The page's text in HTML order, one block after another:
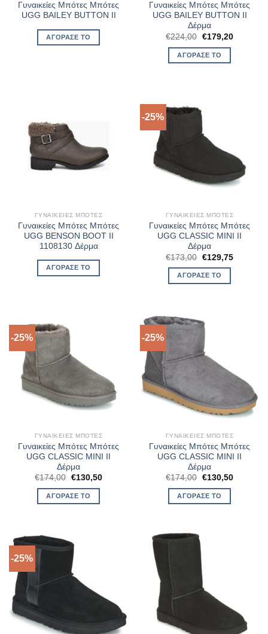
Γυναικείες Μπότες Μπότες
UGG BAILEY BUTTON II
ΑΓΌΡΑΣΈ ΤΟ
Γυναικείες Μπότες Μπότες
UGG BAILEY BUTTON II
Δέρμα
€224,00 Original
was:
€224,00.
€179,20Η
ΑΓΌΡΑΣΈ ΤΟ
ΓΥΝΑΙΚΕΊΕΣ ΜΠΌΤΕΣ
Γυναικείες Μπότες Μπότες
UGG BENSON BOOT II
1108130 Δέρμα
ΑΓΌΡΑΣΈ ΤΟ
-25%
ΓΥΝΑΙΚΕΊΕΣ ΜΠΌΤΕΣ
Γυναικείες Μπότες Μπότες
UGG CLASSIC MINI II
Δέρμα
€173,00 Original
was:
€173,00.
€129,75Η
ΑΓΌΡΑΣΈ ΤΟ
-25%
ΓΥΝΑΙΚΕΊΕΣ ΜΠΌΤΕΣ
Γυναικείες Μπότες Μπότες
UGG CLASSIC MINI II
Δέρμα
€174,00 Original
was:
€174,00.
€130,50Η
ΑΓΌΡΑΣΈ ΤΟ
-25%
ΓΥΝΑΙΚΕΊΕΣ ΜΠΌΤΕΣ
Γυναικείες Μπότες Μπότες
UGG CLASSIC MINI II
Δέρμα
€174,00 Original
was:
€174,00.
€130,50Η
ΑΓΌΡΑΣΈ ΤΟ
-25%